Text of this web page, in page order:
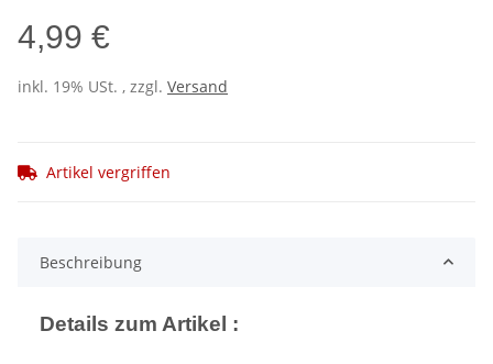
4,99 €
inkl. 19% USt. , zzgl. Versand
Artikel vergriffen
Beschreibung
Details zum Artikel :